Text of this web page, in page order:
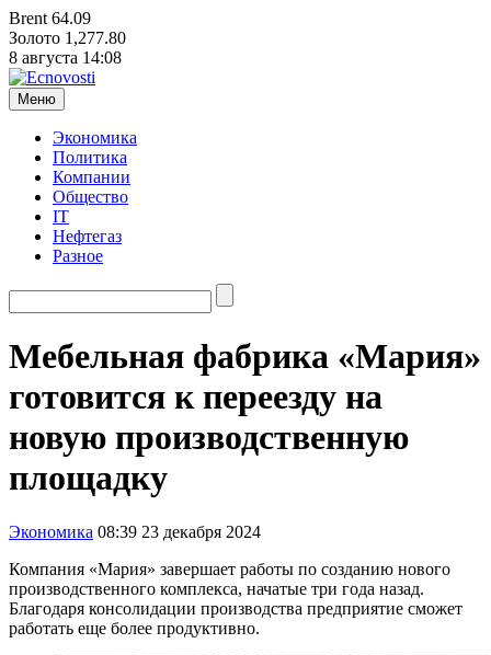
Brent 64.09
Золото 1,277.80
8 августа 14:08
Меню
Экономика
Политика
Компании
Общество
IT
Нефтегаз
Разное
Мебельная фабрика «Мария»
готовится к переезду на
новую производственную
площадку
Экономика 08:39 23 декабря 2024
Компания «Мария» завершает работы по созданию нового
производственного комплекса, начатые три года назад.
Благодаря консолидации производства предприятие сможет
работать еще более продуктивно.